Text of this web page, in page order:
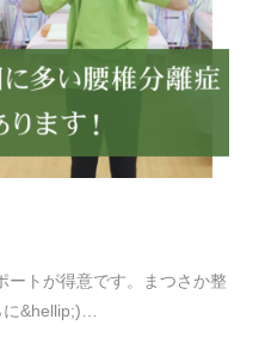
ートが得意です。まつさか整
&hellip;)…